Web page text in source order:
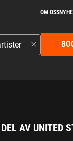
OM OSS
AV UNITED